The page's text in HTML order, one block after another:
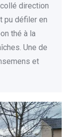
direction
pu défiler en
thé à la
Une de
et